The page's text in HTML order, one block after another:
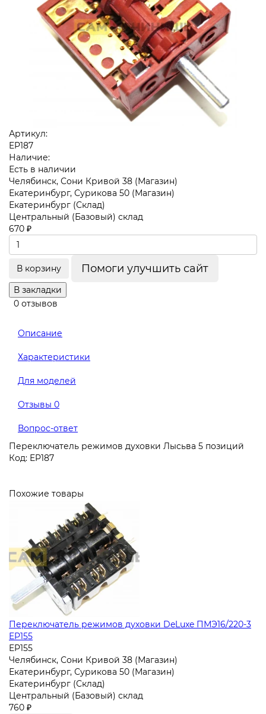
Артикул:
EP187
Наличие:
Есть в наличии
Челябинск, Сони Кривой 38 (Магазин)
Екатеринбург, Сурикова 50 (Магазин)
Екатеринбург (Склад)
Центральный (Базовый) склад
670 ₽
В корзину Помоги улучшить сайт
В закладки
0 отзывов
Описание
Характеристики
Для моделей
Отзывы 0
Вопрос-ответ
Переключатель режимов духовки Лысьва 5 позиций
Код: EP187
Похожие товары
Переключатель режимов духовки DeLuxe ПМЭ16/220-3
EP155
EP155
Челябинск, Сони Кривой 38 (Магазин)
Екатеринбург, Сурикова 50 (Магазин)
Екатеринбург (Склад)
Центральный (Базовый) склад
760 ₽